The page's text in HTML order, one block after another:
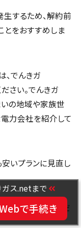
するため、解約前
とをおすすめしま
、でんきガ
さい。でんきガ
の地域や家族世
力会社を紹介して
いプランに見直し
をお役立ていただ
ガス.netまで
で手続き